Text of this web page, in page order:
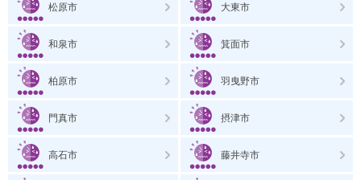
松原市 大東市
和泉市 箕面市
柏原市 羽曳野市
門真市 摂津市
高石市 藤井寺市